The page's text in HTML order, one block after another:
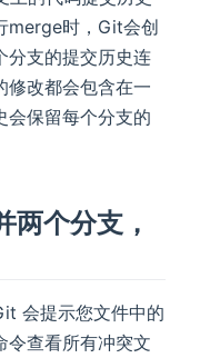
merge时，Git会创
分支的提交历史连
修改都会包含在一
会保留每个分支的
两个分支，
会提示您文件中的
令查看所有冲突文